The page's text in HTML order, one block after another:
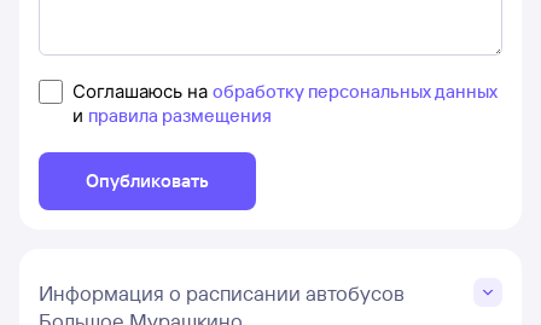
Соглашаюсь на обработку персональных данных
и правила размещения
Опубликовать
Информация о расписании автобусов